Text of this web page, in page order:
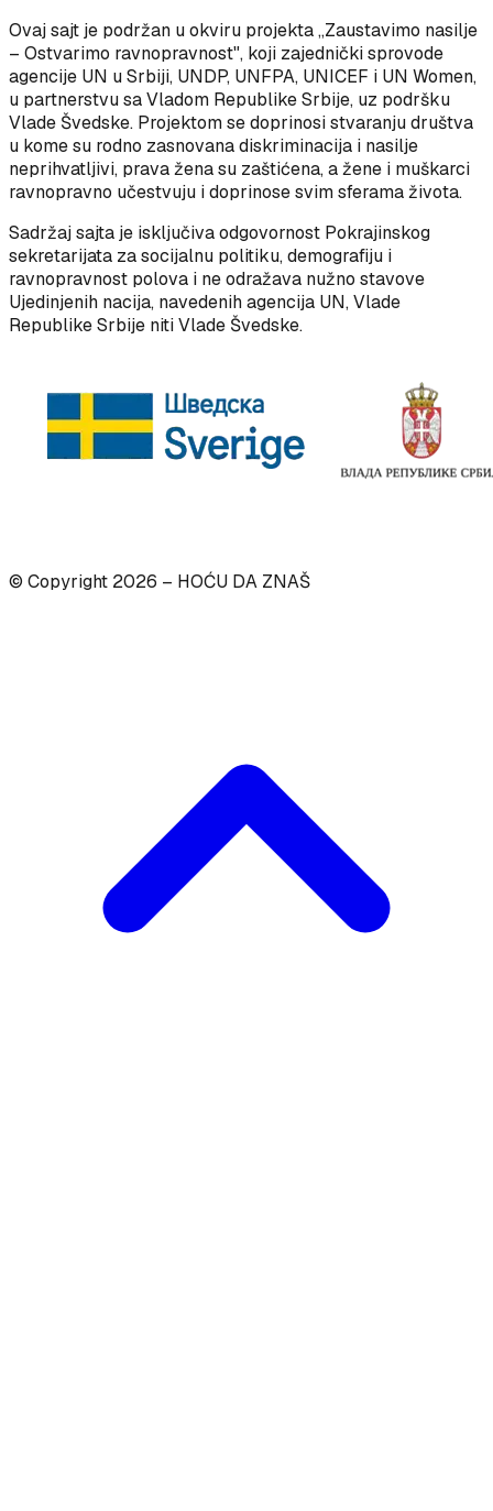
Ovaj sajt je podržan u okviru projekta „Zaustavimo nasilje
– Ostvarimo ravnopravnost", koji zajednički sprovode
agencije UN u Srbiji, UNDP, UNFPA, UNICEF i UN Women,
u partnerstvu sa Vladom Republike Srbije, uz podršku
Vlade Švedske. Projektom se doprinosi stvaranju društva
u kome su rodno zasnovana diskriminacija i nasilje
neprihvatljivi, prava žena su zaštićena, a žene i muškarci
ravnopravno učestvuju i doprinose svim sferama života.
Sadržaj sajta je isključiva odgovornost Pokrajinskog
sekretarijata za socijalnu politiku, demografiju i
ravnopravnost polova i ne odražava nužno stavove
Ujedinjenih nacija, navedenih agencija UN, Vlade
Republike Srbije niti Vlade Švedske.
© Copyright 2026 – HOĆU DA ZNAŠ